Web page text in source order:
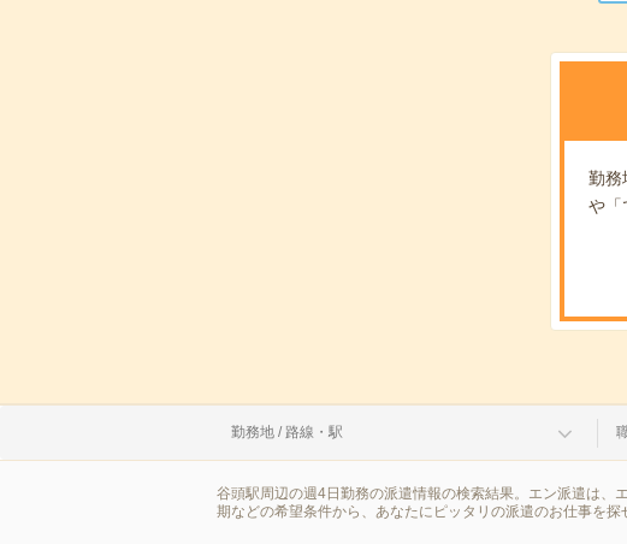
勤務
や「
勤務地 / 路線・駅
谷頭駅周辺の週4日勤務の派遣情報の検索結果。エン派遣は、
期などの希望条件から、あなたにピッタリの派遣のお仕事を探